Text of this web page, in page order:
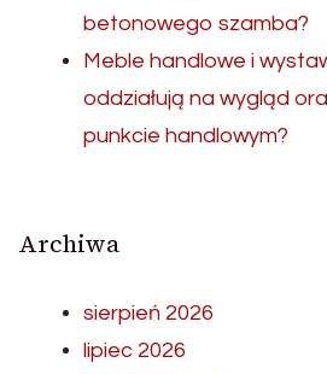
betonowego szamba?
Meble handlowe i
oddziałują na wygląd
punkcie handlowym?
Archiwa
sierpień 2026
lipiec 2026